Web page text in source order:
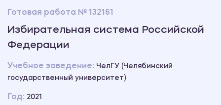
Готовая работа № 132161
Избирательная система Российской
Федерации
Учебное заведение: ЧелГУ (Челябинский
государственный университет)
Год: 2021